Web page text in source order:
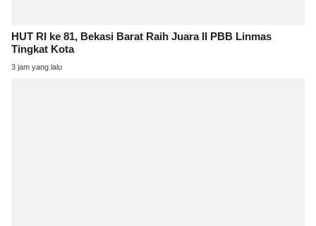
HUT RI ke 81, Bekasi Barat Raih Juara II PBB Linmas
Tingkat Kota
3 jam yang lalu